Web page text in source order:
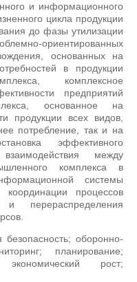
и информационного
цикла продукции
до фазы утилизации
ориентированных
основанных на
в продукции
комплексное
предприятий
основанное на
продукции всех видов,
потребление, так и на
эффективного
взаимодействия между
комплекса в
системы
процессов
и перераспределения
безопасность; оборонно-
планирование;
экономический рост;